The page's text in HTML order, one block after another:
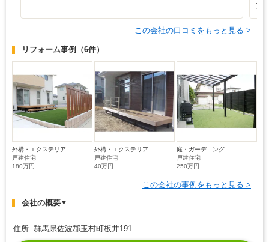
支
この会社の口コミをもっと見る >
リフォーム事例 （6件）
外構・エクステリア
戸建住宅
180万円
外構・エクステリア
戸建住宅
40万円
庭・ガーデニング
戸建住宅
250万円
この会社の事例をもっと見る >
会社の概要▼
住所 群馬県佐波郡玉村町板井191